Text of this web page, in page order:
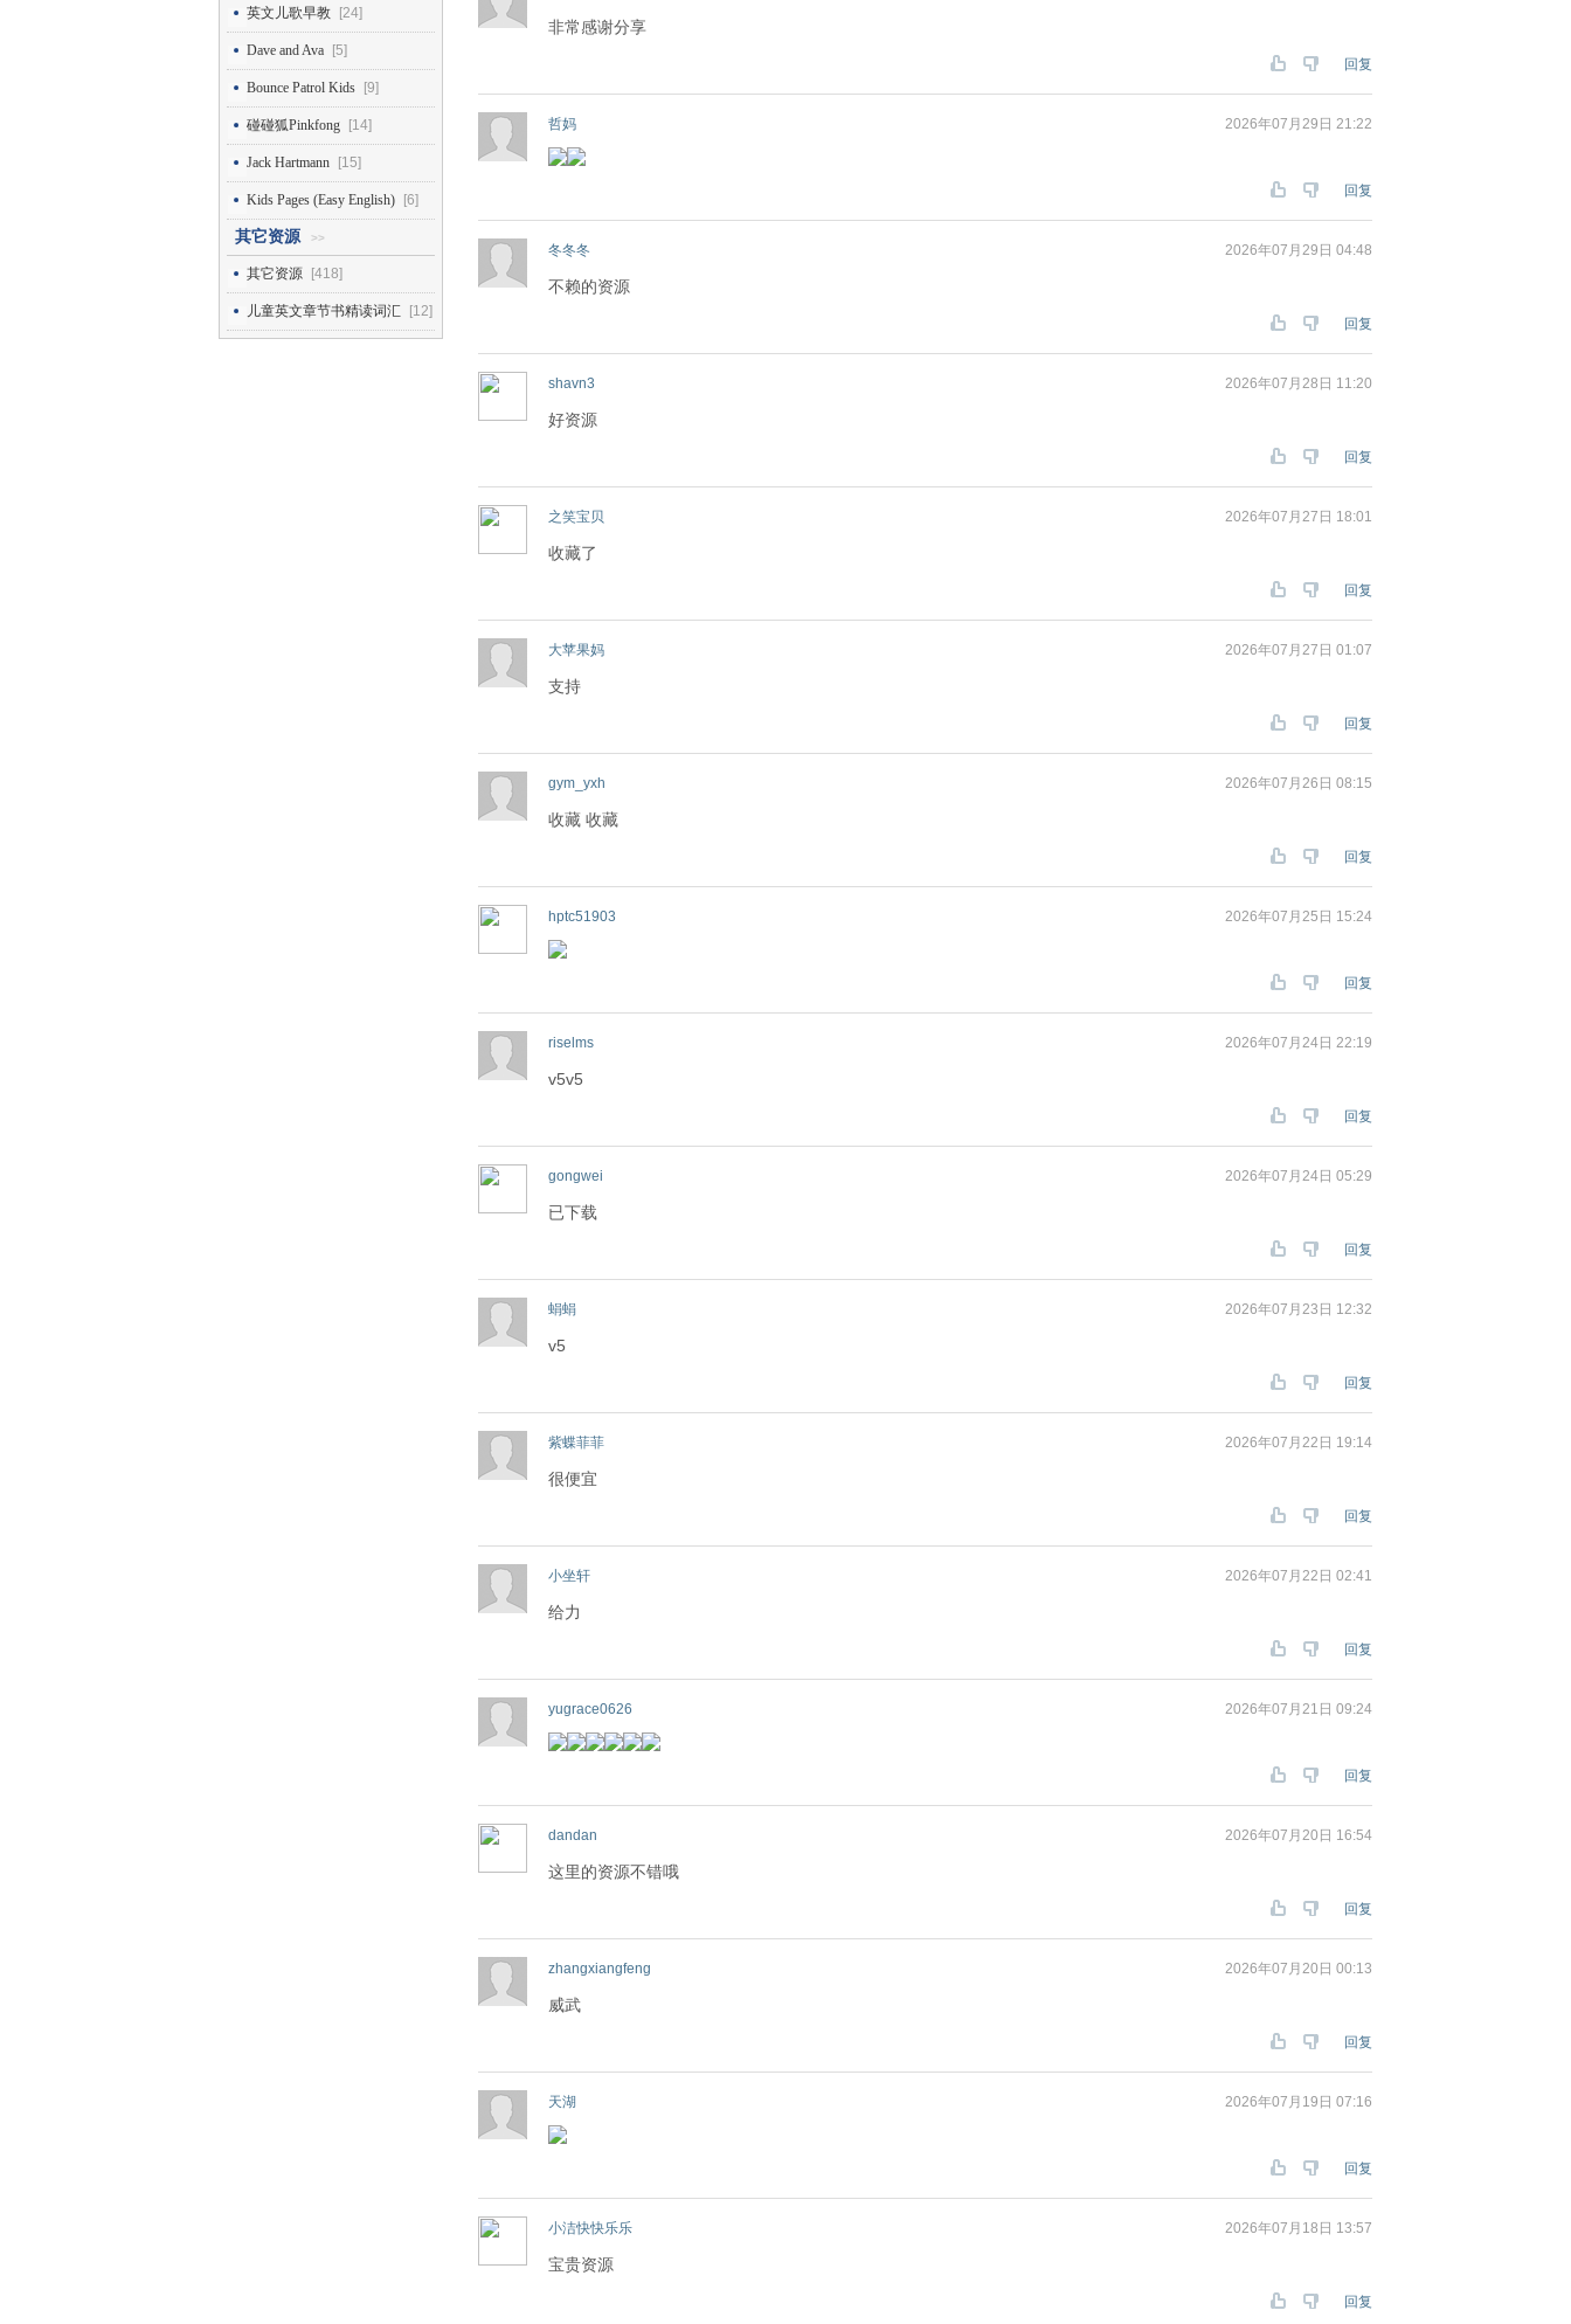
英文儿歌早教 [24]
Dave and Ava [5]
Bounce Patrol Kids [9]
碰碰狐Pinkfong [14]
Jack Hartmann [15]
Kids Pages (Easy English) [6]
其它资源 >>
其它资源 [418]
儿童英文章节书精读词汇 [12]
非常感谢分享
回复
哲妈 2026年07月29日 21:22
回复
冬冬冬 2026年07月29日 04:48
不赖的资源
回复
shavn3 2026年07月28日 11:20
好资源
回复
之笑宝贝 2026年07月27日 18:01
收藏了
回复
大苹果妈 2026年07月27日 01:07
支持
回复
gym_yxh 2026年07月26日 08:15
收藏 收藏
回复
hptc51903 2026年07月25日 15:24
回复
riselms 2026年07月24日 22:19
v5v5
回复
gongwei 2026年07月24日 05:29
已下载
回复
蜎蜎 2026年07月23日 12:32
v5
回复
紫蝶菲菲 2026年07月22日 19:14
很便宜
回复
小坐轩 2026年07月22日 02:41
给力
回复
yugrace0626 2026年07月21日 09:24
回复
dandan 2026年07月20日 16:54
这里的资源不错哦
回复
zhangxiangfeng 2026年07月20日 00:13
威武
回复
天湖 2026年07月19日 07:16
回复
小洁快快乐乐 2026年07月18日 13:57
宝贵资源
回复